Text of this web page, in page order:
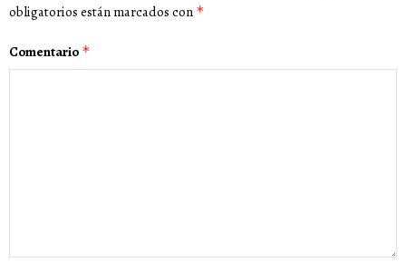
obligatorios están marcados con *
Comentario *